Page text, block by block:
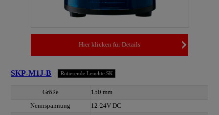
Hier klicken für Details
SKP-M1J-B Rotierende Leuchte SK
Größe
150 mm
Nennspannung
12-24V DC